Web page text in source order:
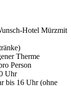
Hotel Mürzmit
Therme
Person
Uhr
bis 16 Uhr (ohne